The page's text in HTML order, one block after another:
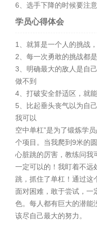
6、选手下降的时候要注
学员心得体会
1、就算是一个人的挑战
2、每一次勇敢的挑战都
3、明确最大的敌人是自
做不到
4、打破安全舒适区，就
5、比起垂头丧气以为自
我可以
空中单杠”是为了锻炼学
个项目。当我爬到9米的
心脏跳的厉害，教练问我
一定可以的！我盯着不远
跳，抓住了单杠！通过这
面对困难，敢于尝试，一
色。每人都有巨大的潜能
该尽自己最大的努力。